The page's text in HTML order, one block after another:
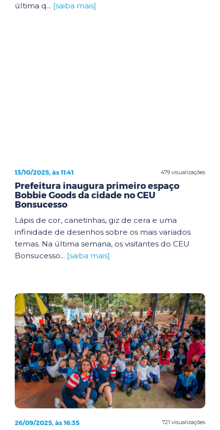
última q... [saiba mais]
479 visualizações
13/10/2025, às 11:41
Prefeitura inaugura primeiro espaço
Bobbie Goods da cidade no CEU
Bonsucesso
Lápis de cor, canetinhas, giz de cera e uma
infinidade de desenhos sobre os mais variados
temas. Na última semana, os visitantes do CEU
Bonsucesso... [saiba mais]
721 visualizações
26/09/2025, às 16:35